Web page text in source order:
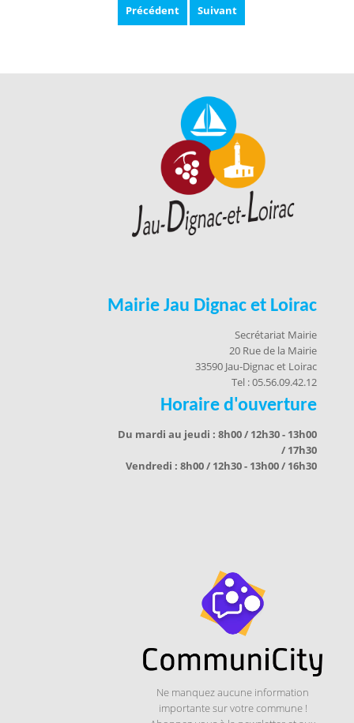
Précédent Suivant
Mairie Jau Dignac et Loirac
Secrétariat Mairie
20 Rue de la Mairie
33590 Jau-Dignac et Loirac
Tel : 05.56.09.42.12
Horaire d'ouverture
Du mardi au jeudi : 8h00 / 12h30 - 13h00
/ 17h30
Vendredi : 8h00 / 12h30 - 13h00 / 16h30
Ne manquez aucune information
importante sur votre commune !